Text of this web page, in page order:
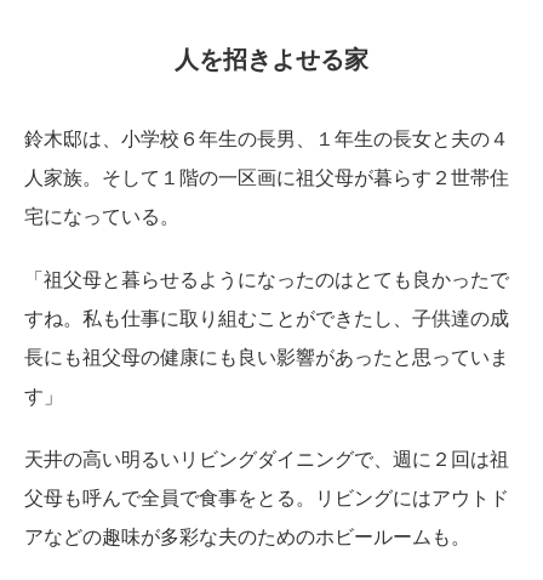
人を招きよせる家
鈴木邸は、小学校６年生の長男、１年生の長女と夫の４
人家族。そして１階の一区画に祖父母が暮らす２世帯住
宅になっている。
「祖父母と暮らせるようになったのはとても良かったで
すね。私も仕事に取り組むことができたし、子供達の成
長にも祖父母の健康にも良い影響があったと思っていま
す」
天井の高い明るいリビングダイニングで、週に２回は祖
父母も呼んで全員で食事をとる。リビングにはアウトド
アなどの趣味が多彩な夫のためのホビールームも。